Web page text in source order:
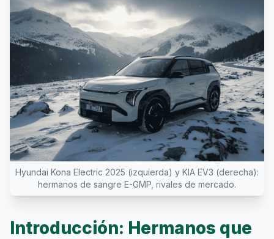
Hyundai Kona Electric 2025 (izquierda) y KIA EV3 (derecha):
hermanos de sangre E-GMP, rivales de mercado.
Introducción: Hermanos que